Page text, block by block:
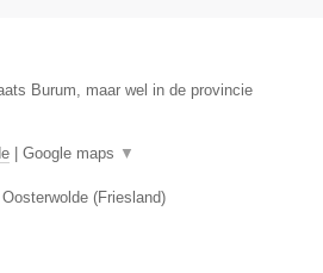
Burum, maar wel in de provincie
Google maps ▼
Oosterwolde (Friesland)